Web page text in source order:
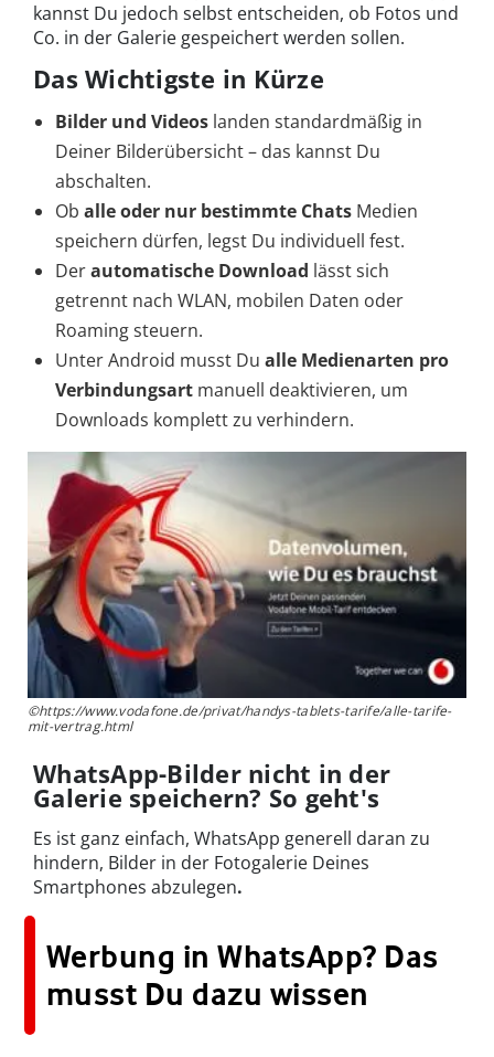
kannst Du jedoch selbst entscheiden, ob Fotos und
Co. in der Galerie gespeichert werden sollen.
Das Wichtigste in Kürze
Bilder und Videos landen standardmäßig in
Deiner Bilderübersicht – das kannst Du
abschalten.
Ob alle oder nur bestimmte Chats Medien
speichern dürfen, legst Du individuell fest.
Derautomatische Download lässt sich
getrennt nach WLAN, mobilen Daten oder
Roaming steuern.
Unter Android musst Du alle Medienarten pro
Verbindungsart manuell deaktivieren, um
Downloads komplett zu verhindern.
©https://www.vodafone.de/privat/handys-tablets-tarife/alle-tarife-
mit-vertrag.html
WhatsApp-Bilder nicht in der
Galerie speichern? So geht's
Es ist ganz einfach, WhatsApp generell daran zu
hindern, Bilder in der Fotogalerie Deines
Smartphones abzulegen.
Werbung in WhatsApp? Das
musst Du dazu wissen